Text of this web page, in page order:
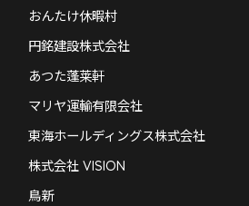
おんたけ休暇村
円銘建設株式会社
あつた蓬莱軒
マリヤ運輸有限会社
東海ホールディングス株式会社
株式会社 VISION
鳥新